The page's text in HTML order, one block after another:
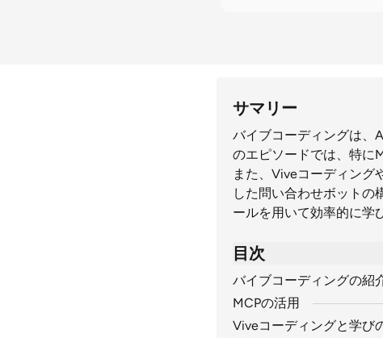
サマリー
バイブコーディングは、
のエピソードでは、特に
また、Viveコーディング
した問い合わせボットの
ールを用いて効率的に学
目次
バイブコーディングの紹
MCPの活用
Viveコーディングと学び